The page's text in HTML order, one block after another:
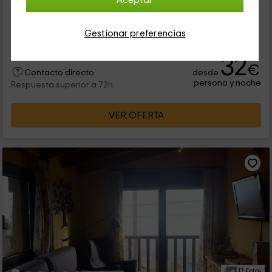
Gestionar preferencias
Nuestro alojamiento se encuentra dentro de Asturias, en un
espacio lleno de encanto en el que vas a poder disfrutar
alojamientos que se...
Contacto directo
Respuesta superior a 72h
desde 32€
persona y noche
VER OFERTA